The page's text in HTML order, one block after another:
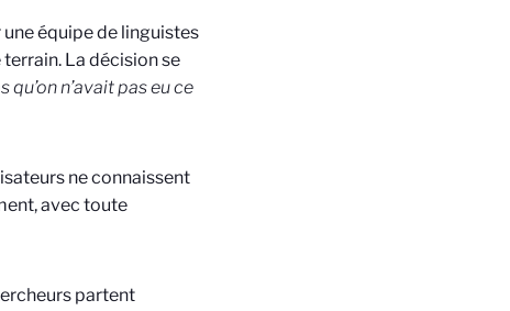
équipe de linguistes
La décision se
n’avait pas eu ce
ne connaissent
avec toute
partent